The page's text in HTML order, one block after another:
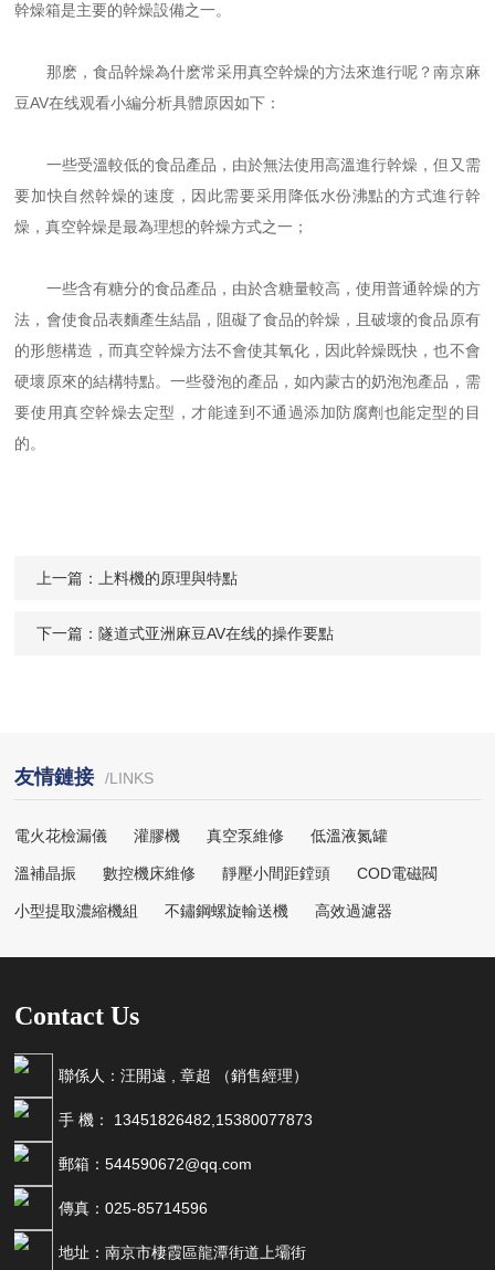
幹燥箱是主要的幹燥設備之一。
那麽，食品幹燥為什麽常采用真空幹燥的方法來進行呢？南京麻
豆AV在线观看小編分析具體原因如下：
一些受溫較低的食品產品，由於無法使用高溫進行幹燥，但又需
要加快自然幹燥的速度，因此需要采用降低水份沸點的方式進行幹
燥，真空幹燥是最為理想的幹燥方式之一；
一些含有糖分的食品產品，由於含糖量較高，使用普通幹燥的方
法，會使食品表麵產生結晶，阻礙了食品的幹燥，且破壞的食品原有
的形態構造，而真空幹燥方法不會使其氧化，因此幹燥既快，也不會
硬壞原來的結構特點。一些發泡的產品，如內蒙古的奶泡泡產品，需
要使用真空幹燥去定型，才能達到不通過添加防腐劑也能定型的目
的。
上一篇： 上料機的原理與特點
下一篇： 隧道式亚洲麻豆AV在线的操作要點
友情鏈接 /LINKS
電火花檢漏儀 灌膠機 真空泵維修 低溫液氮罐
溫補晶振 數控機床維修 靜壓小間距鏜頭 COD電磁閥
小型提取濃縮機組 不鏽鋼螺旋輸送機 高效過濾器
Contact Us
聯係人：汪開遠 , 章超 （銷售經理）
手 機： 13451826482,15380077873
郵箱：544590672@qq.com
傳真：025-85714596
地址：南京市棲霞區龍潭街道上壩街